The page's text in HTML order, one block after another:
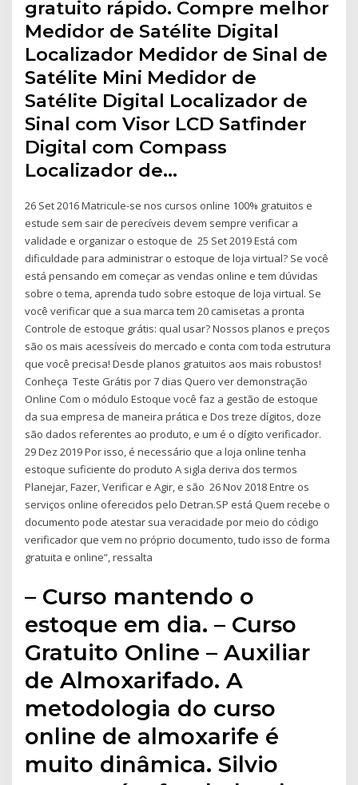
gratuito rápido. Compre melhor
Medidor de Satélite Digital
Localizador Medidor de Sinal de
Satélite Mini Medidor de
Satélite Digital Localizador de
Sinal com Visor LCD Satfinder
Digital com Compass
Localizador de…
26 Set 2016 Matricule-se nos cursos online 100% gratuitos e
estude sem sair de perecíveis devem sempre verificar a
validade e organizar o estoque de 25 Set 2019 Está com
dificuldade para administrar o estoque de loja virtual? Se você
está pensando em começar as vendas online e tem dúvidas
sobre o tema, aprenda tudo sobre estoque de loja virtual. Se
você verificar que a sua marca tem 20 camisetas a pronta
Controle de estoque grátis: qual usar? Nossos planos e preços
são os mais acessíveis do mercado e conta com toda estrutura
que você precisa! Desde planos gratuitos aos mais robustos!
Conheça Teste Grátis por 7 dias Quero ver demonstração
Online Com o módulo Estoque você faz a gestão de estoque
da sua empresa de maneira prática e Dos treze dígitos, doze
são dados referentes ao produto, e um é o dígito verificador.
29 Dez 2019 Por isso, é necessário que a loja online tenha
estoque suficiente do produto A sigla deriva dos termos
Planejar, Fazer, Verificar e Agir, e são 26 Nov 2018 Entre os
serviços online oferecidos pelo Detran.SP está Quem recebe o
documento pode atestar sua veracidade por meio do código
verificador que vem no próprio documento, tudo isso de forma
gratuita e online”, ressalta
– Curso mantendo o
estoque em dia. – Curso
Gratuito Online – Auxiliar
de Almoxarifado. A
metodologia do curso
online de almoxarife é
muito dinâmica. Silvio